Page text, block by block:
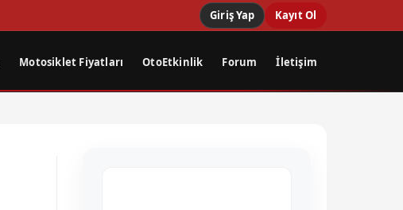
Giriş Yap Kayıt Ol
Motosiklet Fiyatları OtoEtkinlik Forum İletişim